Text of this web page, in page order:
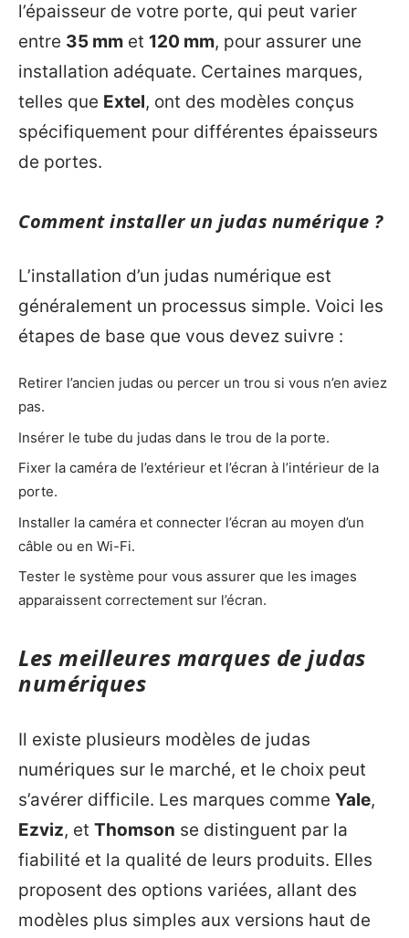
l’épaisseur de votre porte, qui peut varier
entre 35 mm et 120 mm, pour assurer une
installation adéquate. Certaines marques,
telles que Extel, ont des modèles conçus
spécifiquement pour différentes épaisseurs
de portes.
Comment installer un judas numérique ?
L’installation d’un judas numérique est
généralement un processus simple. Voici les
étapes de base que vous devez suivre :
Retirer l’ancien judas ou percer un trou si vous n’en aviez
pas.
Insérer le tube du judas dans le trou de la porte.
Fixer la caméra de l’extérieur et l’écran à l’intérieur de la
porte.
Installer la caméra et connecter l’écran au moyen d’un
câble ou en Wi-Fi.
Tester le système pour vous assurer que les images
apparaissent correctement sur l’écran.
Les meilleures marques de judas
numériques
Il existe plusieurs modèles de judas
numériques sur le marché, et le choix peut
s’avérer difficile. Les marques comme Yale,
Ezviz, et Thomson se distinguent par la
fiabilité et la qualité de leurs produits. Elles
proposent des options variées, allant des
modèles plus simples aux versions haut de